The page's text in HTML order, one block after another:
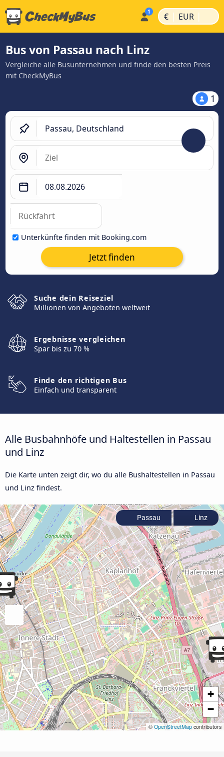
€ | EUR |
Bus von Passau nach Linz
Vergleiche alle Busunternehmen und finde den besten Preis
mit CheckMyBus
1
Unterkünfte finden mit Booking.com
Jetzt finden
Suche dein Reiseziel
Millionen von Angeboten weltweit
Ergebnisse vergleichen
Spar bis zu 70 %
Finde den richtigen Bus
Einfach und transparent
Alle Busbahnhöfe und Haltestellen in Passau
und Linz
Die Karte unten zeigt dir, wo du alle Bushaltestellen in Passau
und Linz findest.
+
−
© OpenStreetMapcontributors
Passau Linz